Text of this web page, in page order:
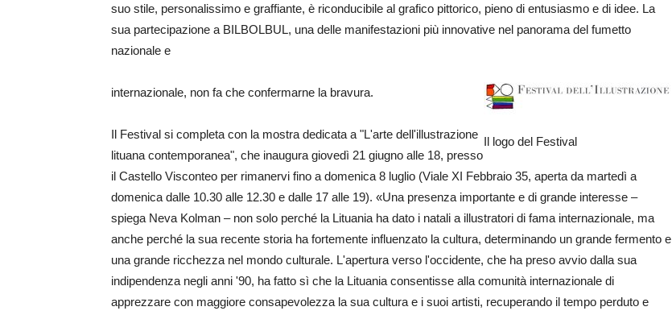
suo stile, personalissimo e graffiante, è riconducibile al grafico pittorico, pieno di entusiasmo e di idee. La
sua partecipazione a BILBOLBUL, una delle manifestazioni più innovative nel panorama del fumetto
nazionale e
Il logo del Festival
internazionale, non fa che confermarne la bravura.
Il Festival si completa con la mostra dedicata a "L'arte dell'illustrazione
lituana contemporanea", che inaugura giovedì 21 giugno alle 18, presso
il Castello Visconteo per rimanervi fino a domenica 8 luglio (Viale XI Febbraio 35, aperta da martedì a
domenica dalle 10.30 alle 12.30 e dalle 17 alle 19). «Una presenza importante e di grande interesse –
spiega Neva Kolman – non solo perché la Lituania ha dato i natali a illustratori di fama internazionale, ma
anche perché la sua recente storia ha fortemente influenzato la cultura, determinando un grande fermento e
una grande ricchezza nel mondo culturale. L'apertura verso l'occidente, che ha preso avvio dalla sua
indipendenza negli anni '90, ha fatto sì che la Lituania consentisse alla comunità internazionale di
apprezzare con maggiore consapevolezza la sua cultura e i suoi artisti, recuperando il tempo perduto e